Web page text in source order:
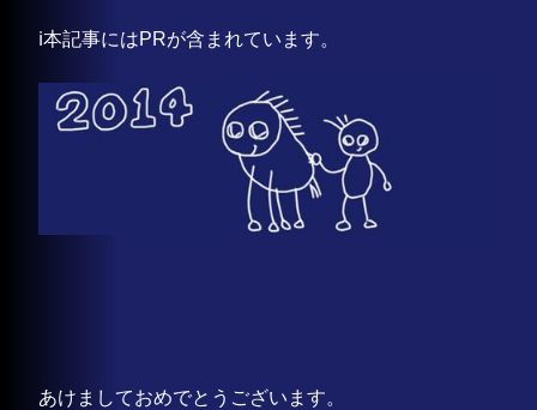
ℹ️本記事にはPRが含まれています。
あけましておめでとうございます。